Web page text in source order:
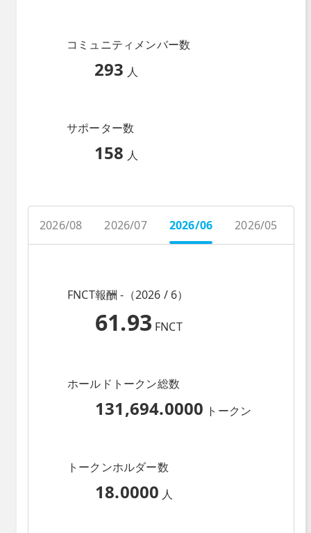
コミュニティメンバー数
293 人
サポーター数
158 人
2026/08 2026/07 2026/06 2026/05
FNCT報酬 -（2026 / 6）
61.93 FNCT
ホールドトークン総数
131,694.0000 トークン
トークンホルダー数
18.0000 人